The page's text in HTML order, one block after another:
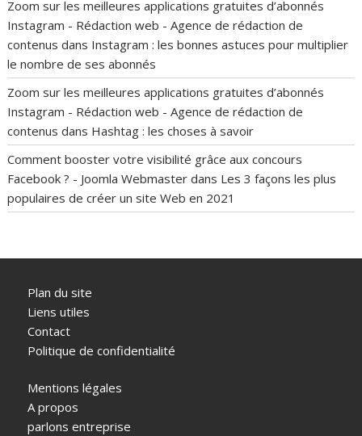
Zoom sur les meilleures applications gratuites d’abonnés
Instagram - Rédaction web - Agence de rédaction de
contenus dans Instagram : les bonnes astuces pour multiplier
le nombre de ses abonnés
Zoom sur les meilleures applications gratuites d’abonnés
Instagram - Rédaction web - Agence de rédaction de
contenus dans Hashtag : les choses à savoir
Comment booster votre visibilité grâce aux concours
Facebook ? - Joomla Webmaster dans Les 3 façons les plus
populaires de créer un site Web en 2021
Plan du site
Liens utiles
Contact
Politique de confidentialité
Mentions légales
A propos
parlons entreprise